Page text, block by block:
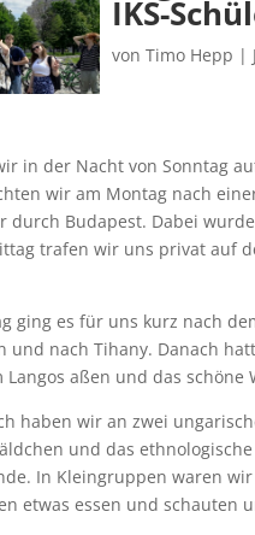
IKS-
von Timo Hepp |
in der Nacht von Sonntag
wir am Montag nach
durch Budapest. Dabei
trafen wir uns privat auf
ging es für uns kurz nach
und nach Tihany. Danach
Langos aßen und das schöne
haben wir an zwei
und das
In Kleingruppen waren
etwas essen und schauten